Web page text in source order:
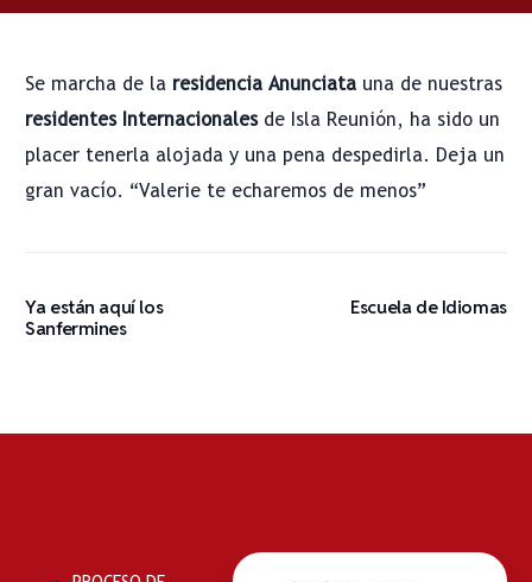
Se marcha de la residencia Anunciata una de nuestras
residentes Internacionalesde Isla Reunión, ha sido un
placer tenerla alojada y una pena despedirla. Deja un
gran vacío. “Valerie te echaremos de menos”
Ya están aquí los
Sanfermines
Escuela de Idiomas